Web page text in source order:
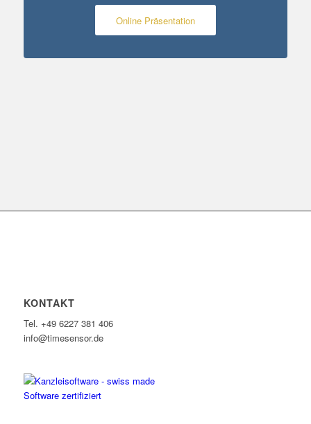
Online Präsentation
KONTAKT
Tel. +49 6227 381 406
info@timesensor.de